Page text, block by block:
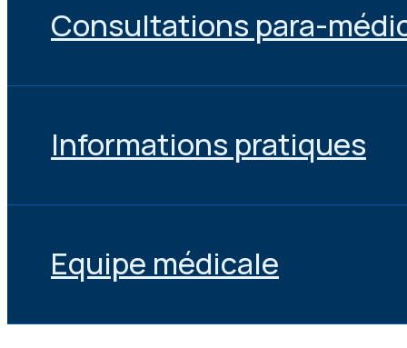
Consultations para-
Informations pratiques
Equipe médicale